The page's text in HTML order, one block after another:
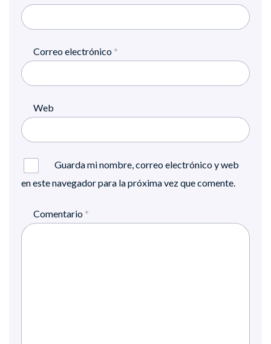
Correo electrónico *
Web
Guarda mi nombre, correo electrónico y web
en este navegador para la próxima vez que comente.
Comentario *